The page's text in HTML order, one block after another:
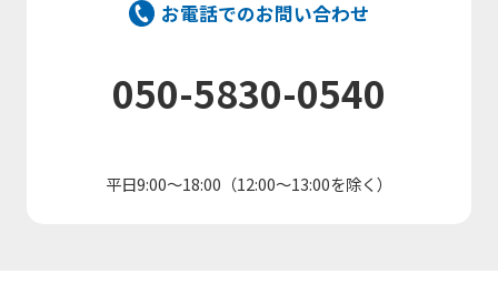
お電話でのお問い合わせ
050-5830-0540
平日9:00～18:00（12:00～13:00を除く）